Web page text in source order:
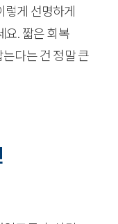
렇게 선명하게
요. 짧은 회복
다는 건 정말 큰